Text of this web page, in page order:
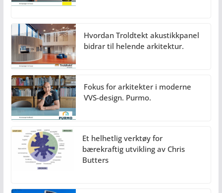
Hvordan Troldtekt akustikkpanel
bidrar til helende arkitektur.
Fokus for arkitekter i moderne
VVS-design. Purmo.
Et helhetlig verktøy for
bærekraftig utvikling av Chris
Butters